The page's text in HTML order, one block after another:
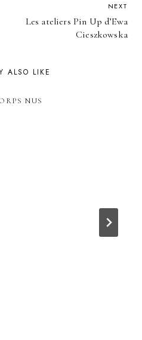
NEXT
Les ateliers Pin Up d’Ewa
Cieszkowska
ALSO LIKE
NUS